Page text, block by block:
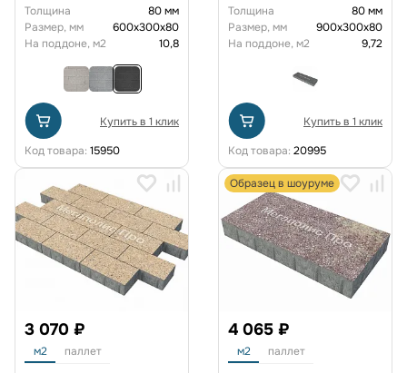
Толщина
80 мм
Размер, мм
600х300х80
На поддоне, м2
10,8
Купить в 1 клик
Код товара: 15950
Толщина
80 мм
Размер, мм
900x300x80
На поддоне, м2
9,72
Купить в 1 клик
Код товара: 20995
3 070 ₽
м2 паллет
Образец в шоуруме
4 065 ₽
м2 паллет